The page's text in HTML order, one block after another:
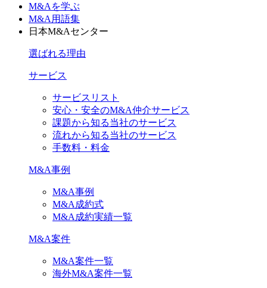
M&Aを学ぶ
M&A用語集
日本M&Aセンター
選ばれる理由
サービス
サービスリスト
安心・安全のM&A仲介サービス
課題から知る当社のサービス
流れから知る当社のサービス
手数料・料金
M&A事例
M&A事例
M&A成約式
M&A成約実績一覧
M&A案件
M&A案件一覧
海外M&A案件一覧